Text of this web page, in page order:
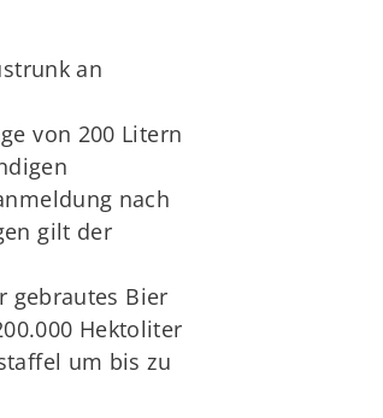
an
von 200 Litern
nach
gilt der
gebrautes Bier
Hektoliter
um bis zu